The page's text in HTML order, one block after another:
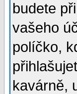
budete
vašeho
políčko,
kavárně,